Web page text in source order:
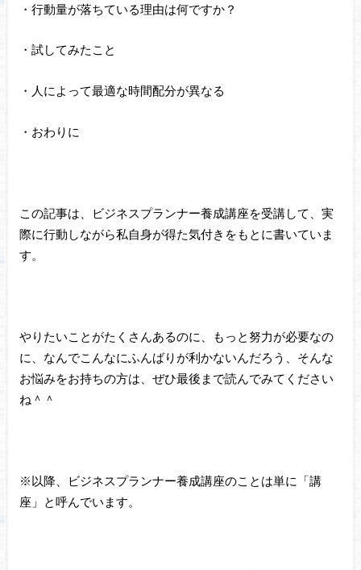
・行動量が落ちている理由は何ですか？
・試してみたこと
・人によって最適な時間配分が異なる
・おわりに
この記事は、ビジネスプランナー養成講座を受講して、実
際に行動しながら私自身が得た気付きをもとに書いていま
す。
やりたいことがたくさんあるのに、もっと努力が必要なの
に、なんでこんなにふんばりが利かないんだろう、そんな
お悩みをお持ちの方は、ぜひ最後まで読んでみてください
ね＾＾
※以降、ビジネスプランナー養成講座のことは単に「講
座」と呼んでいます。